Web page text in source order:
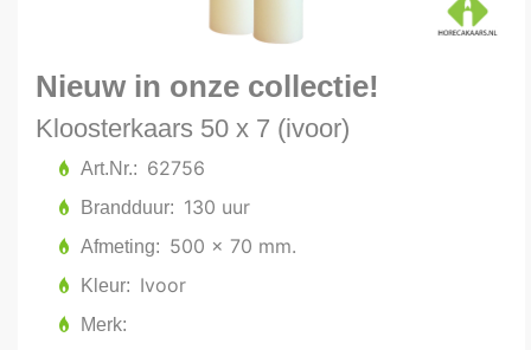
Nieuw in onze collectie!
Kloosterkaars 50 x 7 (ivoor)
Art.Nr. 62756
Brandduur 130 uur
Afmeting 500 x 70 mm.
Kleur Ivoor
Merk